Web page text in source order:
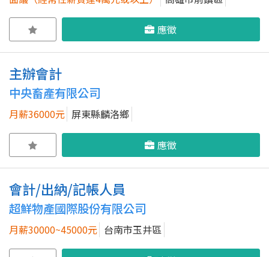
應徵
主辦會計
中央畜產有限公司
月薪36000元 屏東縣麟洛鄉
應徵
會計/出納/記帳人員
超鮮物產國際股份有限公司
月薪30000~45000元 台南市玉井區